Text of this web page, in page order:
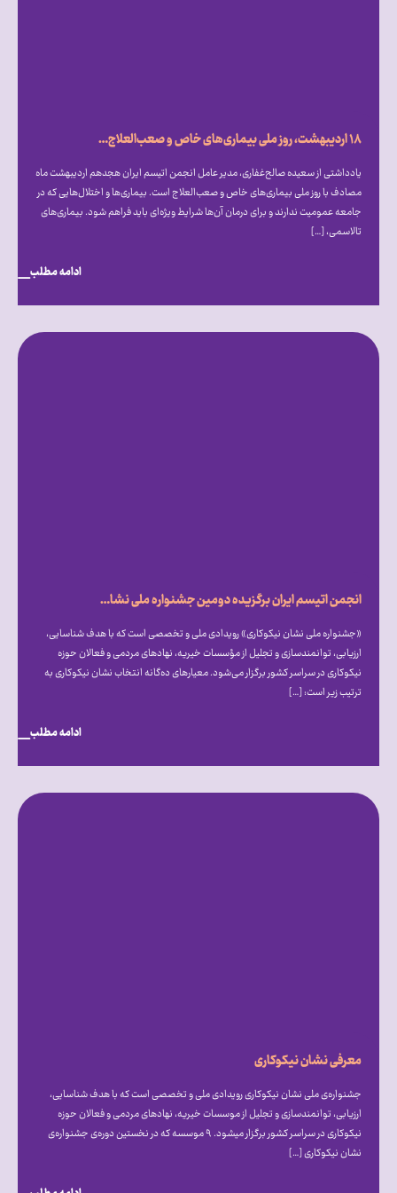
۱۸ اردیبهشت، روز ملی بیماری‌‎های خاص و صعب‌‎العلاج: از فرهنگ‌‎سازی تا قانون‌‎گذاری
یادداشتی از سعیده صالح‎‌غفاری، مدیر عامل انجمن اتیسم ایران هجدهم اردیبهشت ماه
مصادف با روز ملی بیماری‎‌های خاص و صعب‎‌العلاج است. بیماری‎‌ها و اختلال‎‌هایی که در
جامعه عمومیت ندارند و برای درمان آن‌ها شرایط ویژه‎‌ای باید فراهم شود. بیماری‌های
تالاسمی، […]
ادامه مطلب
انجمن اتیسم ایران برگزیده دومین جشنواره ملی نشان نیکوکاری شد
«جشنواره ملی نشان نیکوکاری» رویدادی ملی و تخصصی است که با هدف شناسایی،
ارزیابی، توانمندسازی و تجلیل از مؤسسات خیریه، نهادهای مردمی و فعالان حوزه
نیکوکاری در سراسر کشور برگزار می‎‌شود. معیارهای ده‌گانه انتخاب نشان نیکوکاری به
ترتیب زیر است: […]
ادامه مطلب
معرفی نشان نیکوکاری
جشنواره‌ی ملی نشان نیکوکاری رویدادی ملی و تخصصی است که با هدف شناسایی،
ارزیابی، توانمندسازی و تجلیل از موسسات خیریه، نهادهای مردمی و فعالان حوزه
نیکوکاری در سراسر کشور برگزار میشود. ۹ موسسه که در نخستین دوره‌ی جشنواره‌ی
نشان نیکوکاری […]